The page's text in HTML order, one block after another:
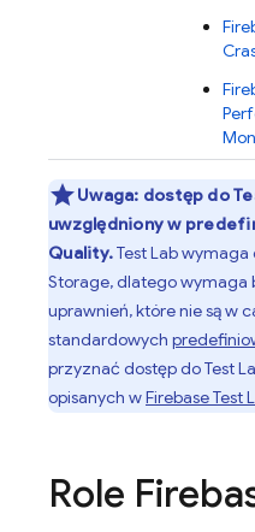
Uwaga: dostęp do
uwzględniony w
Quality.Test Labwymaga
Storage, dlatego wymaga
uprawnień, które nie są w
standardowych
przyznać dostęp doTest
opisanych wFirebase Test
Role